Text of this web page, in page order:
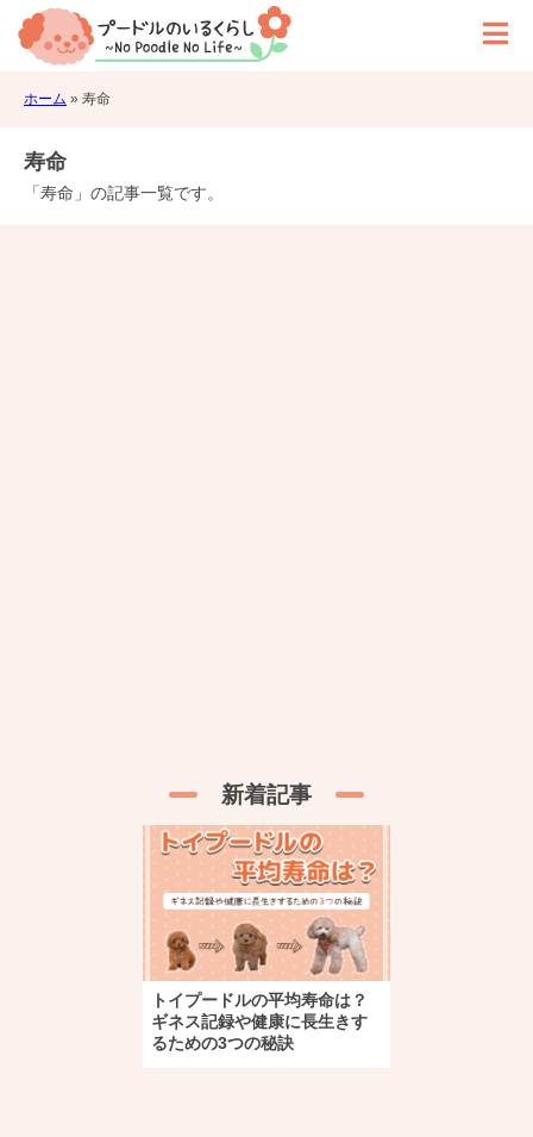
ホーム » 寿命
寿命
「寿命」の記事一覧です。
新着記事
トイプードルの平均寿命は？
ギネス記録や健康に長生きす
るための3つの秘訣